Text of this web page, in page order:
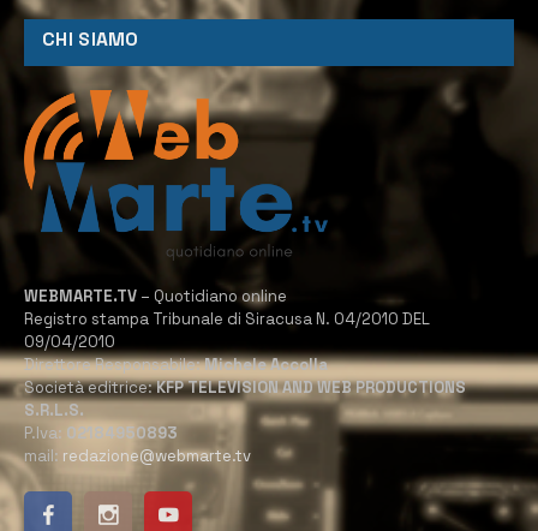
CHI SIAMO
WEBMARTE.TV – Quotidiano online
Registro stampa Tribunale di Siracusa N. 04/2010 DEL
09/04/2010
Direttore Responsabile:Michele Accolla
Società editrice:KFP TELEVISION AND WEB PRODUCTIONS
S.R.L.S.
P.Iva: 02184950893
mail: redazione@webmarte.tv